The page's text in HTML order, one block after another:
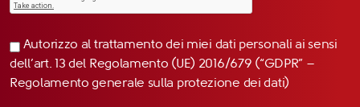
Autorizzo al trattamento dei miei dati personali ai sensi
dell’art. 13 del Regolamento (UE) 2016/679 (“GDPR” –
Regolamento generale sulla protezione dei dati)